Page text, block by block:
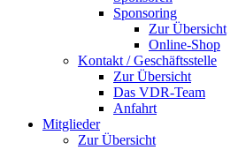
Sponsoring
Zur Übersicht
Online-Shop
Kontakt / Geschäftsstelle
Zur Übersicht
Das VDR-Team
Anfahrt
Mitglieder
Zur Übersicht